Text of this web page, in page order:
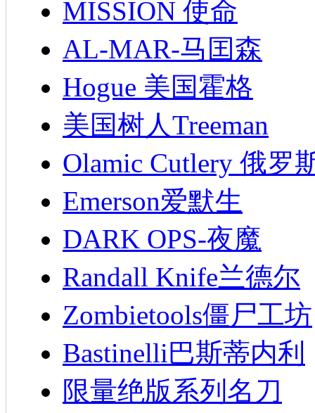
MISSION 使命
AL-MAR-马囯森
Hogue 美国霍格
美国树人Treeman
Olamic Cutlery 俄罗
Emerson爱默生
DARK OPS-夜魔
Randall Knife兰德尔
Zombietools僵尸工坊
Bastinelli巴斯蒂内利
限量绝版系列名刀